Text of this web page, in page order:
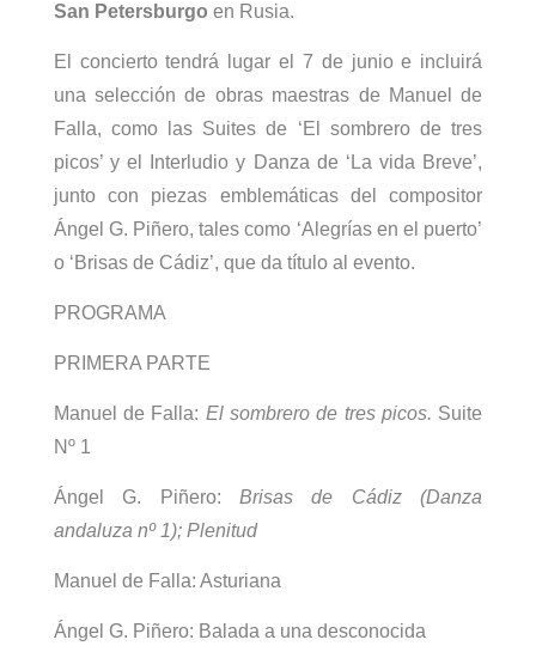
San Petersburgo en Rusia.
El concierto tendrá lugar el 7 de junio e incluirá
una selección de obras maestras de Manuel de
Falla, como las Suites de ‘El sombrero de tres
picos’ y el Interludio y Danza de ‘La vida Breve’,
junto con piezas emblemáticas del compositor
Ángel G. Piñero, tales como ‘Alegrías en el puerto’
o ‘Brisas de Cádiz’, que da título al evento.
PROGRAMA
PRIMERA PARTE
Manuel de Falla: El sombrero de tres picos. Suite
Nº 1
Ángel G. Piñero: Brisas de Cádiz (Danza
andaluza nº 1); Plenitud
Manuel de Falla: Asturiana
Ángel G. Piñero: Balada a una desconocida